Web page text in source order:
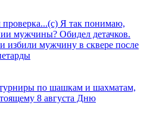
проверка...(с) Я так понимаю,
мужчины? Обидел детачков.
избили мужчину в сквере после
турниры по шашкам и шахматам,
8 августа Дню